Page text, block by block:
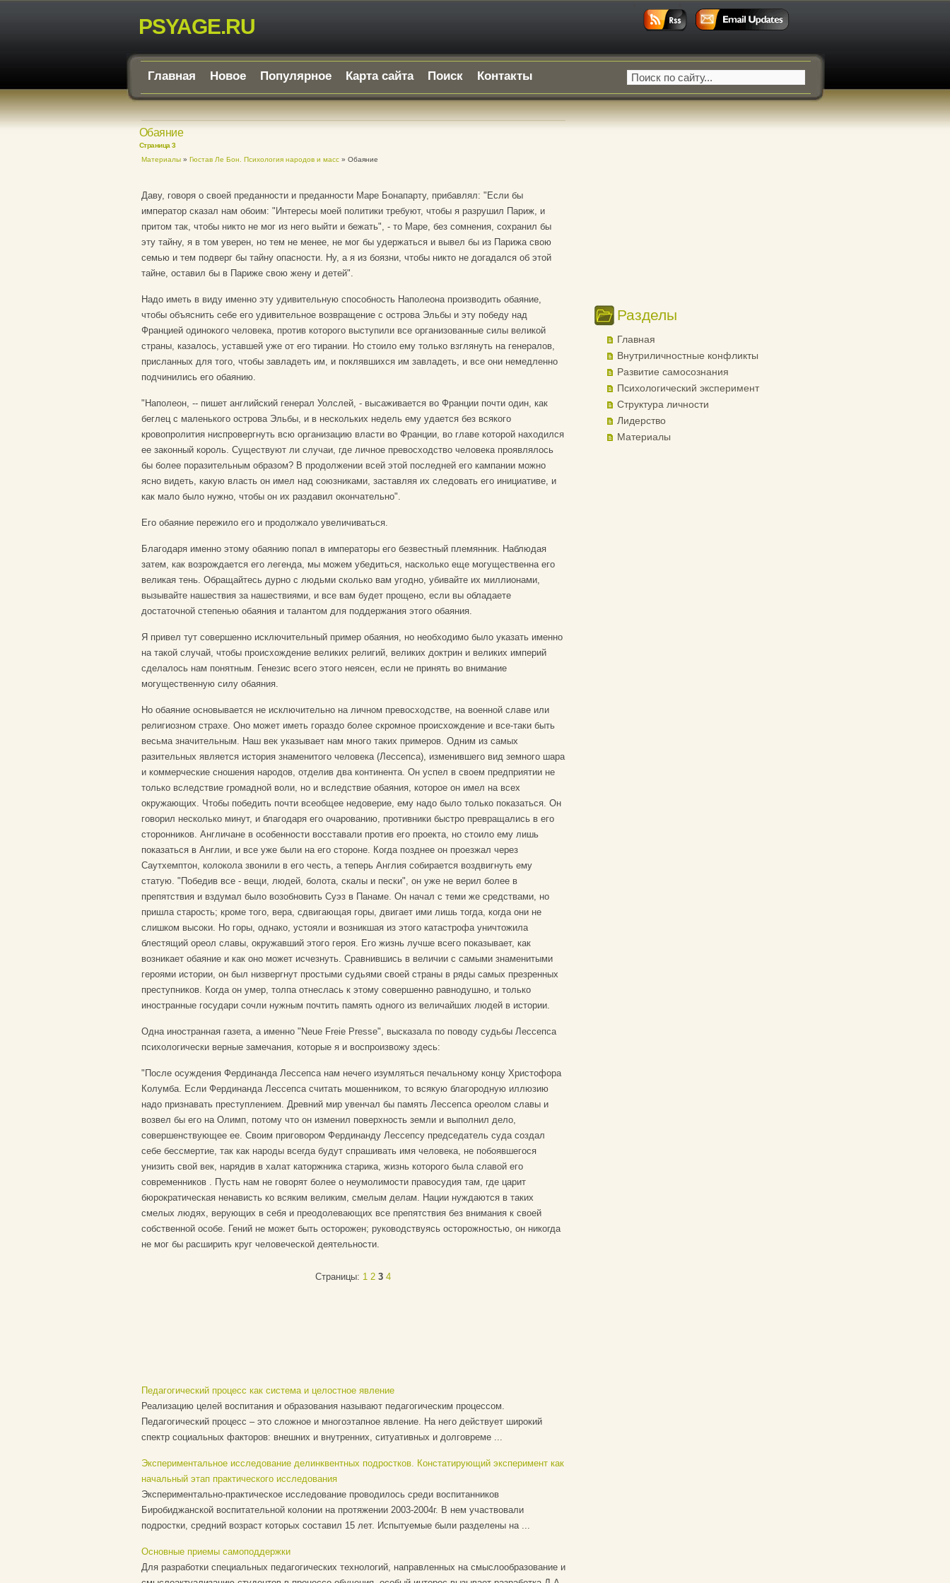
PSYAGE.RU
Главная Новое Популярное Карта сайта Поиск Контакты
Обаяние
Страница 3
Материалы» Гюстав Ле Бон. Психология народов и масс» Обаяние
Даву, говоря о своей преданности и преданности Маре Бонапарту, прибавлял: "Если бы
император сказал нам обоим: "Интересы моей политики требуют, чтобы я разрушил Париж, и
притом так, чтобы никто не мог из него выйти и бежать", - то Маре, без сомнения, сохранил бы
эту тайну, я в том уверен, но тем не менее, не мог бы удержаться и вывел бы из Парижа свою
семью и тем подверг бы тайну опасности. Ну, а я из боязни, чтобы никто не догадался об этой
тайне, оставил бы в Париже свою жену и детей".
Надо иметь в виду именно эту удивительную способность Наполеона производить обаяние,
чтобы объяснить себе его удивительное возвращение с острова Эльбы и эту победу над
Францией одинокого человека, против которого выступили все организованные силы великой
страны, казалось, уставшей уже от его тирании. Но стоило ему только взглянуть на генералов,
присланных для того, чтобы завладеть им, и поклявшихся им завладеть, и все они немедленно
подчинились его обаянию.
"Наполеон, -- пишет английский генерал Уолслей, - высаживается во Франции почти один, как
беглец с маленького острова Эльбы, и в нескольких недель ему удается без всякого
кровопролития ниспровергнуть всю организацию власти во Франции, во главе которой находился
ее законный король. Существуют ли случаи, где личное превосходство человека проявлялось
бы более поразительным образом? В продолжении всей этой последней его кампании можно
ясно видеть, какую власть он имел над союзниками, заставляя их следовать его инициативе, и
как мало было нужно, чтобы он их раздавил окончательно".
Его обаяние пережило его и продолжало увеличиваться.
Благодаря именно этому обаянию попал в императоры его безвестный племянник. Наблюдая
затем, как возрождается его легенда, мы можем убедиться, насколько еще могущественна его
великая тень. Обращайтесь дурно с людьми сколько вам угодно, убивайте их миллионами,
вызывайте нашествия за нашествиями, и все вам будет прощено, если вы обладаете
достаточной степенью обаяния и талантом для поддержания этого обаяния.
Я привел тут совершенно исключительный пример обаяния, но необходимо было указать именно
на такой случай, чтобы происхождение великих религий, великих доктрин и великих империй
сделалось нам понятным. Генезис всего этого неясен, если не принять во внимание
могущественную силу обаяния.
Но обаяние основывается не исключительно на личном превосходстве, на военной славе или
религиозном страхе. Оно может иметь гораздо более скромное происхождение и все-таки быть
весьма значительным. Наш век указывает нам много таких примеров. Одним из самых
разительных является история знаменитого человека (Лессепса), изменившего вид земного шара
и коммерческие сношения народов, отделив два континента. Он успел в своем предприятии не
только вследствие громадной воли, но и вследствие обаяния, которое он имел на всех
окружающих. Чтобы победить почти всеобщее недоверие, ему надо было только показаться. Он
говорил несколько минут, и благодаря его очарованию, противники быстро превращались в его
сторонников. Англичане в особенности восставали против его проекта, но стоило ему лишь
показаться в Англии, и все уже были на его стороне. Когда позднее он проезжал через
Саутхемптон, колокола звонили в его честь, а теперь Англия собирается воздвигнуть ему
статую. "Победив все - вещи, людей, болота, скалы и пески", он уже не верил более в
препятствия и вздумал было возобновить Суэз в Панаме. Он начал с теми же средствами, но
пришла старость; кроме того, вера, сдвигающая горы, двигает ими лишь тогда, когда они не
слишком высоки. Но горы, однако, устояли и возникшая из этого катастрофа уничтожила
блестящий ореол славы, окружавший этого героя. Его жизнь лучше всего показывает, как
возникает обаяние и как оно может исчезнуть. Сравнившись в величии с самыми знаменитыми
героями истории, он был низвергнут простыми судьями своей страны в ряды самых презренных
преступников. Когда он умер, толпа отнеслась к этому совершенно равнодушно, и только
иностранные государи сочли нужным почтить память одного из величайших людей в истории.
Одна иностранная газета, а именно "Neue Freie Presse", высказала по поводу судьбы Лессепса
психологически верные замечания, которые я и воспроизвожу здесь:
"После осуждения Фердинанда Лессепса нам нечего изумляться печальному концу Христофора
Колумба. Если Фердинанда Лессепса считать мошенником, то всякую благородную иллюзию
надо признавать преступлением. Древний мир увенчал бы память Лессепса ореолом славы и
возвел бы его на Олимп, потому что он изменил поверхность земли и выполнил дело,
совершенствующее ее. Своим приговором Фердинанду Лессепсу председатель суда создал
себе бессмертие, так как народы всегда будут спрашивать имя человека, не побоявшегося
унизить свой век, нарядив в халат каторжника старика, жизнь которого была славой его
современников . Пусть нам не говорят более о неумолимости правосудия там, где царит
бюрократическая ненависть ко всяким великим, смелым делам. Нации нуждаются в таких
смелых людях, верующих в себя и преодолевающих все препятствия без внимания к своей
собственной особе. Гений не может быть осторожен; руководствуясь осторожностью, он никогда
не мог бы расширить круг человеческой деятельности.
Страницы: 1 2 3 4
Педагогический процесс как система и целостное явление
Реализацию целей воспитания и образования называют педагогическим процессом.
Педагогический процесс – это сложное и многоэтапное явление. На него действует широкий
спектр социальных факторов: внешних и внутренних, ситуативных и долговреме ...
Экспериментальное исследование делинквентных подростков. Констатирующий эксперимент как
начальный этап практического исследования
Экспериментально-практическое исследование проводилось среди воспитанников
Биробиджанской воспитательной колонии на протяжении 2003-2004г. В нем участвовали
подростки, средний возраст которых составил 15 лет. Испытуемые были разделены на ...
Основные приемы самоподдержки
Для разработки специальных педагогических технологий, направленных на смыслообразование и
Разделы
Главная
Внутриличностные конфликты
Развитие самосознания
Психологический эксперимент
Структура личности
Лидерство
Материалы